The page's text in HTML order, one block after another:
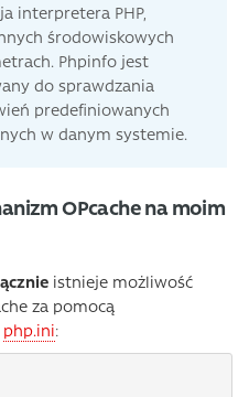
interpretera PHP,
środowiskowych
Phpinfo jest
do sprawdzania
predefiniowanych
w danym systemie.
OPcache na moim
istnieje możliwość
za pomocą
php.ini: